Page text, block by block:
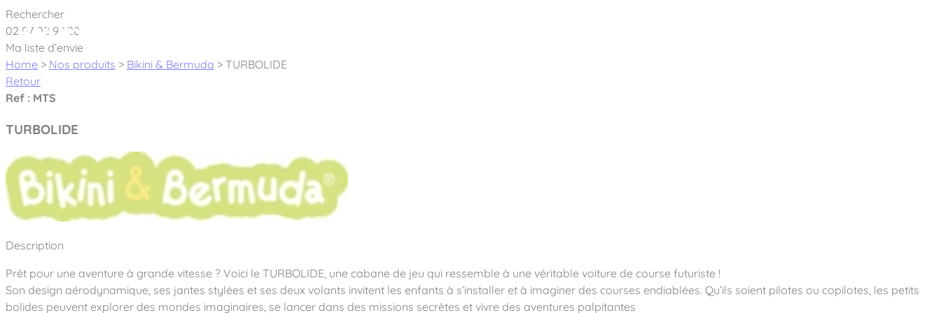
Cookies management panel
Créateur et fabricant d’aires de jeux & équipements sportifs
Nos dernières actualités
À propos
Nos Garanties
Notre concept
Aires de jeux Bikini & Bermuda®
Tous nos jeux
Jeux inclusifs
Sport & Fitness Sport&Co®
Agrès fitness
Mobilier & accessoires
Rechercher
02 97 02 97 20
Ma liste d’envie
Home > Nos produits > Bikini & Bermuda > TURBOLIDE
Retour
Ref : MTS
TURBOLIDE
Description
Prêt pour une aventure à grande vitesse ? Voici le TURBOLIDE, une cabane de jeu qui ressemble à une véritable voiture de course futuriste !
Son design aérodynamique, ses jantes stylées et ses deux volants invitent les enfants à s’installer et à imaginer des courses endiablées. Qu’ils soient pilotes ou copilotes, les petits
bolides peuvent explorer des mondes imaginaires, se lancer dans des missions secrètes et vivre des aventures palpitantes